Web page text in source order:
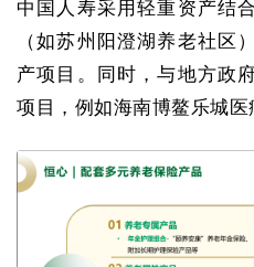
中国人寿采用轻重资产结
（如苏州阳澄湖养老社区
产项目。同时，与地方政
项目，例如海南博鳌乐城医